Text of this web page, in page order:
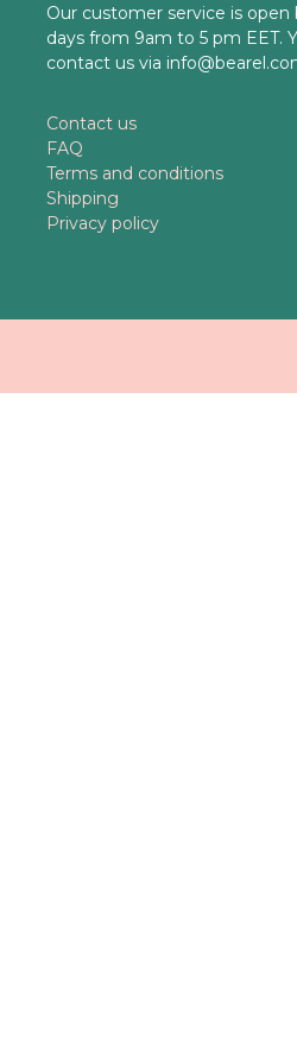
Our customer service is open
days from 9am to 5 pm EET.
contact us via
Contact us
FAQ
Terms and conditions
Shipping
Privacy policy